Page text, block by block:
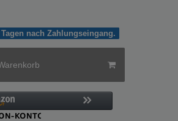
nach Zahlungseingang.